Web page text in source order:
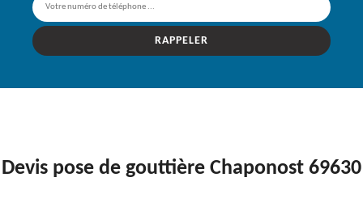
Devis pose de gouttière Chaponost 69630